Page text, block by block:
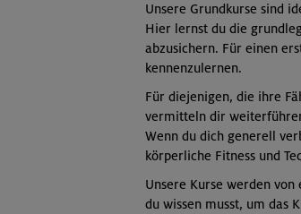
Unsere Grundkurse sind
Hier lernst du die
abzusichern. Für einen
kennenzulernen.
Für diejenigen, die ihre
vermitteln dir
Wenn du dich generell
körperliche Fitness und
Unsere Kurse werden
du wissen musst, um das